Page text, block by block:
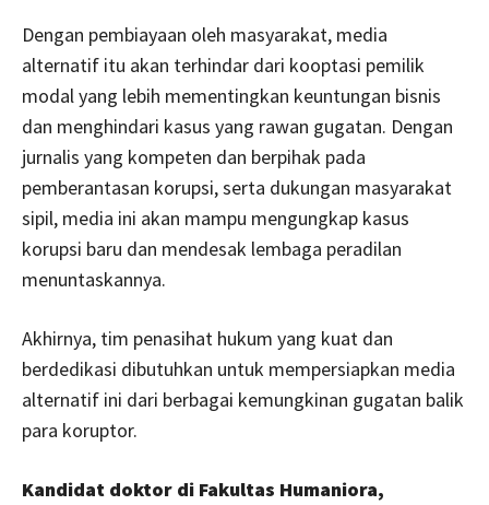
Dengan pembiayaan oleh masyarakat, media
alternatif itu akan terhindar dari kooptasi pemilik
modal yang lebih mementingkan keuntungan bisnis
dan menghindari kasus yang rawan gugatan. Dengan
jurnalis yang kompeten dan berpihak pada
pemberantasan korupsi, serta dukungan masyarakat
sipil, media ini akan mampu mengungkap kasus
korupsi baru dan mendesak lembaga peradilan
menuntaskannya.
Akhirnya, tim penasihat hukum yang kuat dan
berdedikasi dibutuhkan untuk mempersiapkan media
alternatif ini dari berbagai kemungkinan gugatan balik
para koruptor.
Kandidat doktor di Fakultas Humaniora,